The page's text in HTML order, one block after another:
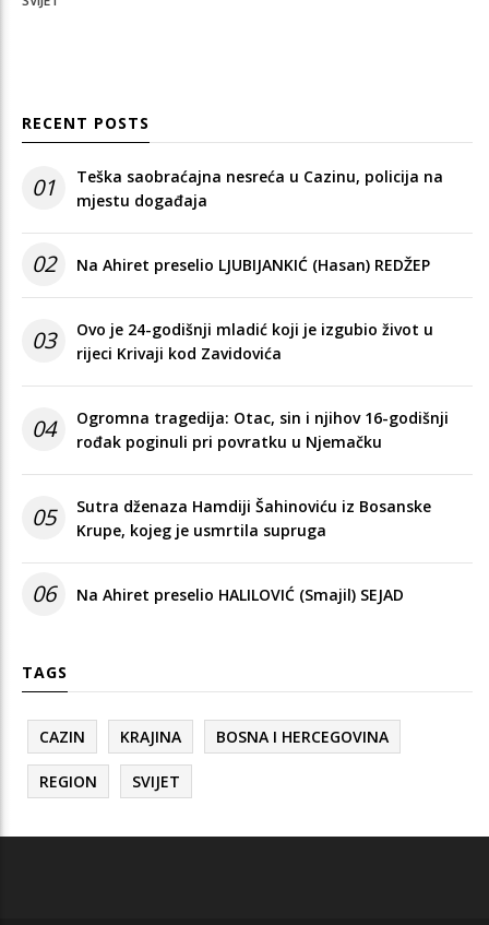
RECENT POSTS
01
Teška saobraćajna nesreća u Cazinu, policija na
mjestu događaja
02 Na Ahiret preselio LJUBIJANKIĆ (Hasan) REDŽEP
03
Ovo je 24-godišnji mladić koji je izgubio život u
rijeci Krivaji kod Zavidovića
04
Ogromna tragedija: Otac, sin i njihov 16-godišnji
rođak poginuli pri povratku u Njemačku
05
Sutra dženaza Hamdiji Šahinoviću iz Bosanske
Krupe, kojeg je usmrtila supruga
06 Na Ahiret preselio HALILOVIĆ (Smajil) SEJAD
TAGS
CAZIN KRAJINA BOSNA I HERCEGOVINA
REGION SVIJET